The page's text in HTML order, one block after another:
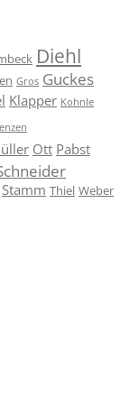
Diehl
Gros Guckes
Klapper Kohnle
Ott Pabst
Stamm Thiel Weber